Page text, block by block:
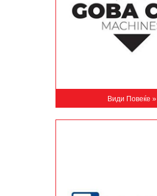
Види Повеќе »